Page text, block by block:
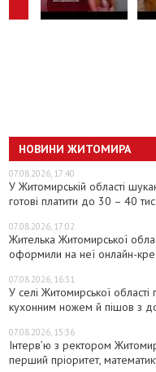
НОВИНИ ЖИТОМИРА
07.08.2026, 17:40
У Житомирській області
готові платити до 30 – 40
07.08.2026, 17:02
Жителька Житомирської
оформили на неї онлайн-
07.08.2026, 16:31
У селі Житомирської
кухонним ножем й пішов з
07.08.2026, 15:36
Інтерв’ю з ректором
перший пріоритет,